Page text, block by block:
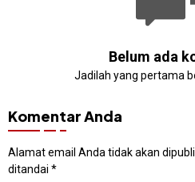
Belum ada
Jadilah yang pertama
Komentar Anda
Alamat email Anda tidak akan
ditandai *